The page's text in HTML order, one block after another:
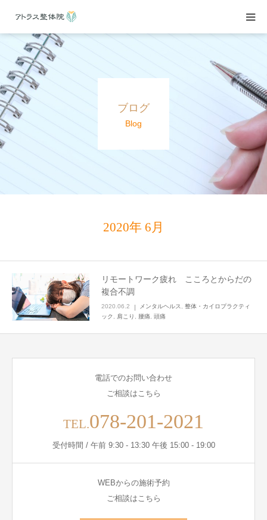
ブログ
Blog
2020年 6月
リモートワーク疲れ こころとからだの
複合不調
2020.06.2 メンタルヘルス
整体・カイロプラクティ
ック
肩こり 腰痛 頭痛
電話でのお問い合わせ
ご相談はこちら
TEL.078-201-2021
受付時間 / 午前 9:30 - 13:30 午後 15:00 - 19:00
WEBからの施術予約
ご相談はこちら
当院紹介
施術案内